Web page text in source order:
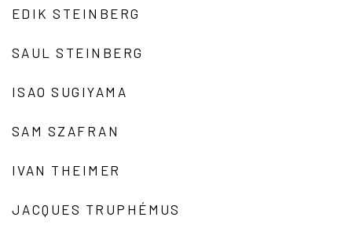
EDIK STEINBERG
SAUL STEINBERG
ISAO SUGIYAMA
SAM SZAFRAN
IVAN THEIMER
JACQUES TRUPHÉMUS